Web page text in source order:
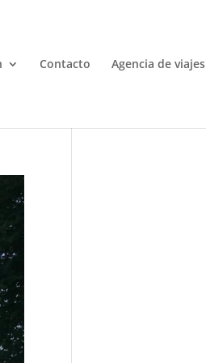
Contacto Agencia de viajes